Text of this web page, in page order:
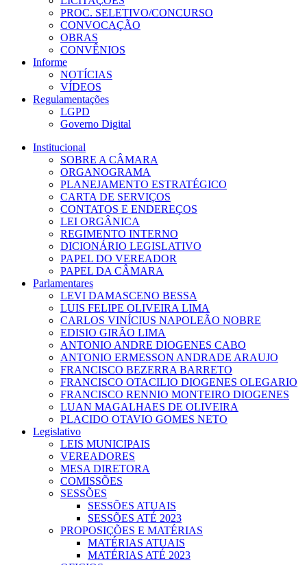
PROC. SELETIVO/CONCURSO
CONVOCAÇÃO
OBRAS
CONVÊNIOS
Informe
NOTÍCIAS
VÍDEOS
Regulamentações
LGPD
Governo Digital
Institucional
SOBRE A CÂMARA
ORGANOGRAMA
PLANEJAMENTO ESTRATÉGICO
CARTA DE SERVIÇOS
CONTATOS E ENDEREÇOS
LEI ORGÂNICA
REGIMENTO INTERNO
DICIONÁRIO LEGISLATIVO
PAPEL DO VEREADOR
PAPEL DA CÂMARA
Parlamentares
LEVI DAMASCENO BESSA
LUIS FELIPE OLIVEIRA LIMA
CARLOS VINÍCIUS NAPOLEÃO NOBRE
EDISIO GIRÃO LIMA
ANTONIO ANDRE DIOGENES CABO
ANTONIO ERMESSON ANDRADE ARAUJO
FRANCISCO BEZERRA BARRETO
FRANCISCO OTACILIO DIOGENES OLEGARIO
FRANCISCO RENNIO MONTEIRO DIOGENES
LUAN MAGALHAES DE OLIVEIRA
PLACIDO OTAVIO GOMES NETO
Legislativo
LEIS MUNICIPAIS
VEREADORES
MESA DIRETORA
COMISSÕES
SESSÕES
SESSÕES ATUAIS
SESSÕES ATÉ 2023
PROPOSIÇÕES E MATÉRIAS
MATÉRIAS ATUAIS
MATÉRIAS ATÉ 2023